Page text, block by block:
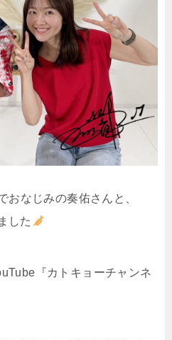
おなじみの奏佑さんと、
した
『カトキョーチャンネ